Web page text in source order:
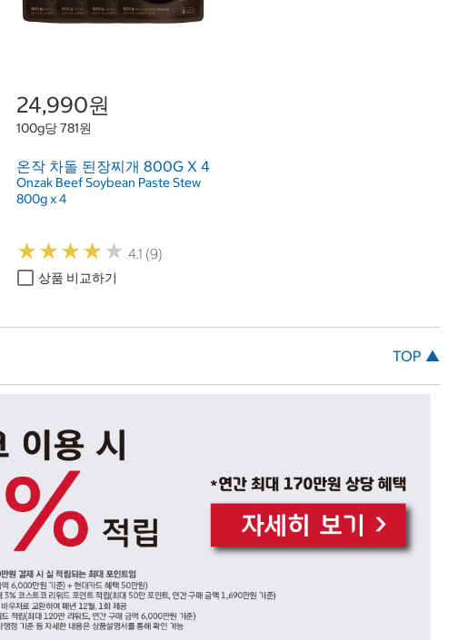
24,990원
100g당 781원
온작 차돌 된장찌개 800G X 4
Onzak Beef Soybean Paste Stew
800g x 4
★★★★ ★
★★★★ ★ 4.1 (9)
상품 비교하기
TOP ▲